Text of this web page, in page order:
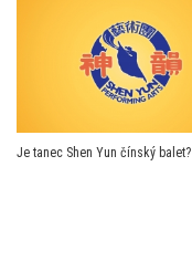
Je tanec Shen Yun čínský balet?